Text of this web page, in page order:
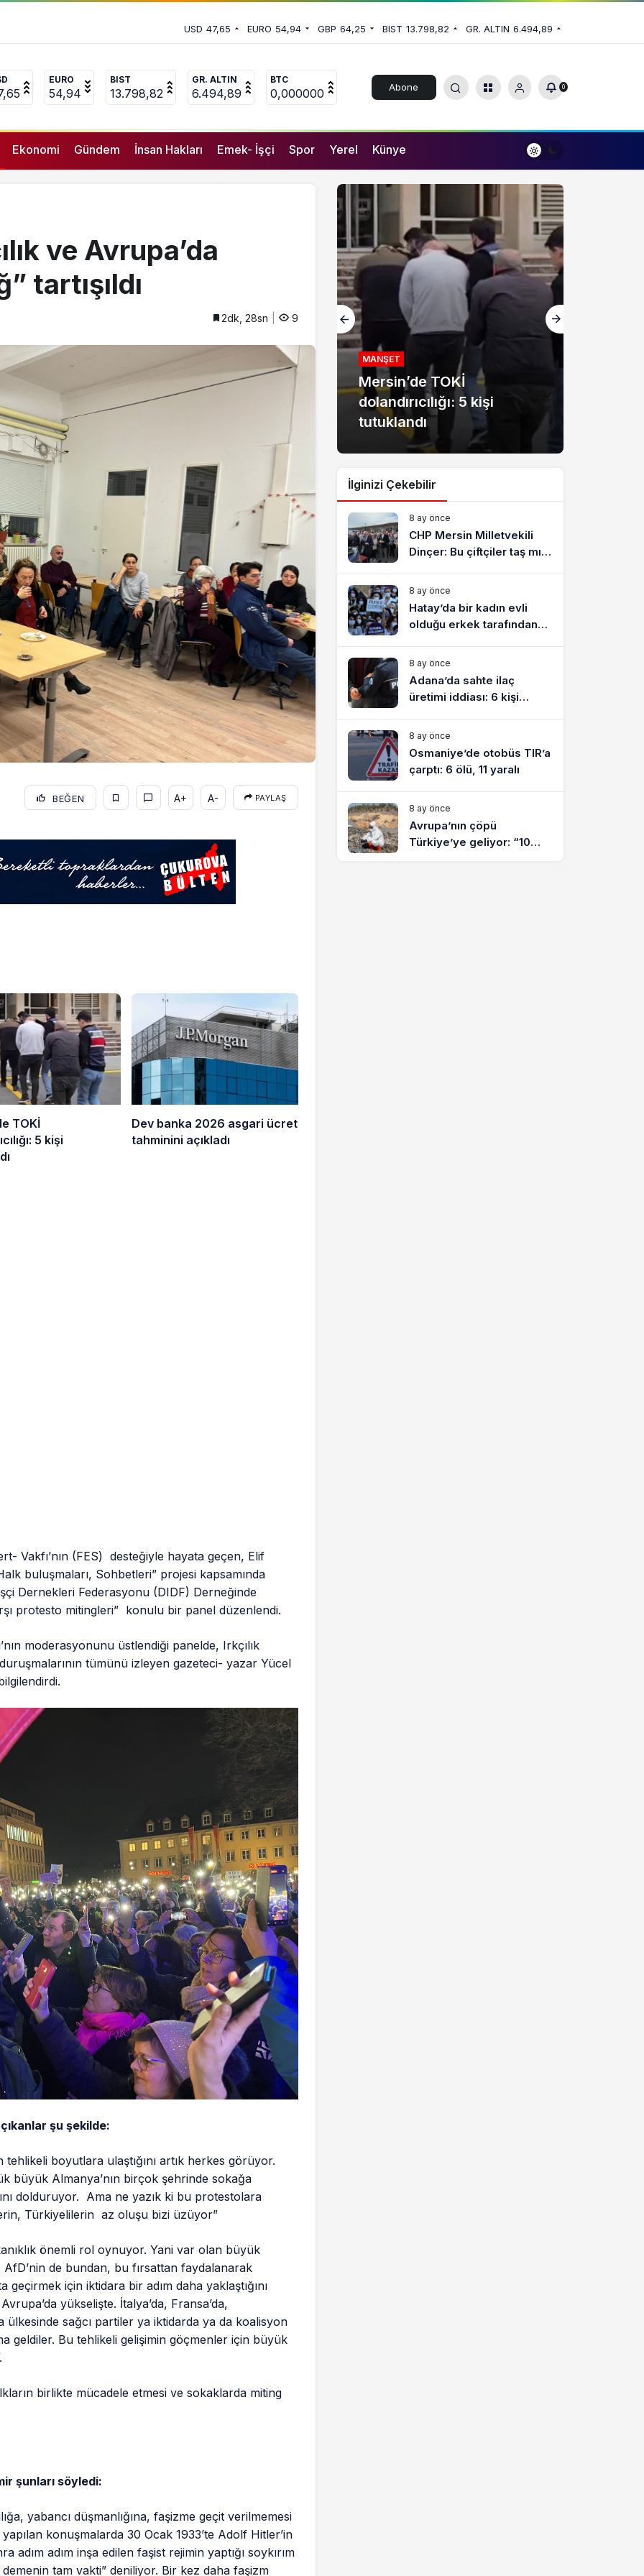
USD 47,65 EURO 54,94 GBP 64,25 BIST 13.798,82 GR. ALTIN 6.494,89
EURO
54,94
BIST
13.798,82
GR. ALTIN
6.494,89
BTC
0,000000 Abone 0
Ekonomi Gündem İnsan Hakları Emek- İşçi Spor Yerel Künye
ve Avrupa’da
tartışıldı
2dk, 28sn 9
BEĞEN A+ A- PAYLAŞ
TOKİ
5 kişi
Dev banka 2026 asgari ücret
tahminini açıkladı
Vakfı’nın (FES) desteğiyle hayata geçen, Elif
buluşmaları, Sohbetleri” projesi kapsamında
Dernekleri Federasyonu (DIDF) Derneğinde
protesto mitingleri” konulu bir panel düzenlendi.
moderasyonunu üstlendiği panelde, Irkçılık
tümünü izleyen gazeteci- yazar Yücel
şu şekilde:
tehlikeli boyutlara ulaştığını artık herkes görüyor.
büyük Almanya’nın birçok şehrinde sokağa
dolduruyor. Ama ne yazık ki bu protestolara
Türkiyelilerin az oluşu bizi üzüyor”
önemli rol oynuyor. Yani var olan büyük
de bundan, bu fırsattan faydalanarak
için iktidara bir adım daha yaklaştığını
yükselişte. İtalya’da, Fransa’da,
ülkesinde sağcı partiler ya iktidarda ya da koalisyon
geldiler. Bu tehlikeli gelişimin göçmenler için büyük
birlikte mücadele etmesi ve sokaklarda miting
şunları söyledi:
yabancı düşmanlığına, faşizme geçit verilmemesi
konuşmalarda 30 Ocak 1933’te Adolf Hitler’in
adım adım inşa edilen faşist rejimin yaptığı soykırım
tam vakti” deniliyor. Bir kez daha faşizm
sağ” tartışıldı
vekili
Baro başkanlarından
MANŞET
Mersin’de TOKİ
dolandırıcılığı: 5 kişi
tutuklandı
İlginizi Çekebilir
8 ay önce
CHP Mersin Milletvekili
Dinçer: Bu çiftçiler taş mı
8 ay önce
Hatay’da bir kadın evli
olduğu erkek tarafından
8 ay önce
Adana’da sahte ilaç
üretimi iddiası: 6 kişi
8 ay önce
Osmaniye’de otobüs TIR’a
çarptı: 6 ölü, 11 yaralı
8 ay önce
Avrupa’nın çöpü
Türkiye’ye geliyor: “10